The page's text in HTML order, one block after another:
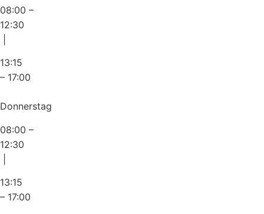
08:00 –
12:30
13:15
– 17:00
Donnerstag
08:00 –
12:30
13:15
– 17:00